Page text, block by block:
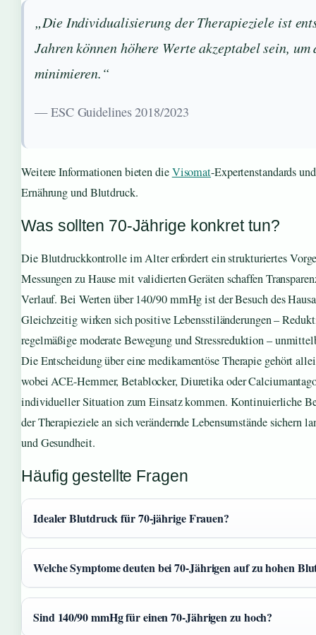
„Die Individualisierung der Therapieziele ist
Jahren können höhere Werte akzeptabel sein,
minimieren.“
— ESC Guidelines 2018/2023
Weitere Informationen bieten dieVisomat-Expertenstandards
Ernährung und Blutdruck.
Was sollten 70-Jährige konkret tun?
Die Blutdruckkontrolle im Alter erfordert ein strukturiertes
Messungen zu Hause mit validierten Geräten schaffen
Verlauf. Bei Werten über 140/90 mmHg ist der Besuch des
Gleichzeitig wirken sich positive Lebensstiländerungen –
regelmäßige moderate Bewegung und Stressreduktion –
Die Entscheidung über eine medikamentöse Therapie gehört
wobei ACE-Hemmer, Betablocker, Diuretika oder
individueller Situation zum Einsatz kommen. Kontinuierliche
der Therapieziele an sich verändernde Lebensumstände sichern
und Gesundheit.
Häufig gestellte Fragen
Idealer Blutdruck für 70-jährige Frauen?
Welche Symptome deuten bei 70-Jährigen auf zu hohen
Sind 140/90 mmHg für einen 70-Jährigen zu hoch?